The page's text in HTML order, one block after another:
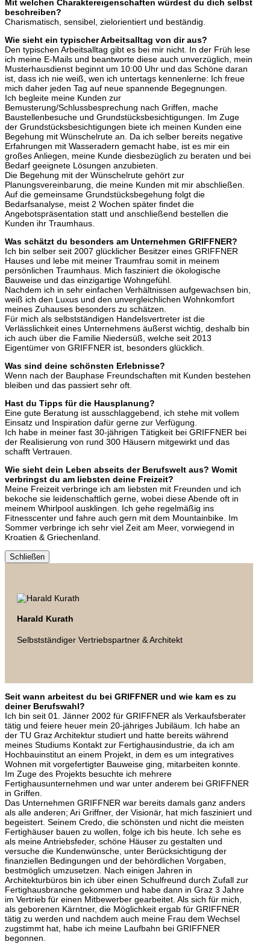
Mit welchen Charaktereigenschaften würdest du dich selbst
beschreiben?
Charismatisch, sensibel, zielorientiert und beständig.
Wie sieht ein typischer Arbeitsalltag von dir aus?
Den typischen Arbeitsalltag gibt es bei mir nicht. In der Früh lese
ich meine E-Mails und beantworte diese auch unverzüglich, mein
Musterhausdienst beginnt um 10:00 Uhr und das Schöne daran
ist, dass ich nie weiß, wen ich untertags kennenlerne: Ich freue
mich daher jeden Tag auf neue spannende Begegnungen.
Ich begleite meine Kunden zur
Bemusterung/Schlussbesprechung nach Griffen, mache
Baustellenbesuche und Grundstücksbesichtigungen. Im Zuge
der Grundstücksbesichtigungen biete ich meinen Kunden eine
Begehung mit Wünschelrute an. Da ich selber bereits negative
Erfahrungen mit Wasseradern gemacht habe, ist es mir ein
großes Anliegen, meine Kunde diesbezüglich zu beraten und bei
Bedarf geeignete Lösungen anzubieten.
Die Begehung mit der Wünschelrute gehört zur
Planungsvereinbarung, die meine Kunden mit mir abschließen.
Auf die gemeinsame Grundstücksbegehung folgt die
Bedarfsanalyse, meist 2 Wochen später findet die
Angebotspräsentation statt und anschließend bestellen die
Kunden ihr Traumhaus.
Was schätzt du besonders am Unternehmen GRIFFNER?
Ich bin selber seit 2007 glücklicher Besitzer eines GRIFFNER
Hauses und lebe mit meiner Traumfrau somit in meinem
persönlichen Traumhaus. Mich fasziniert die ökologische
Bauweise und das einzigartige Wohngefühl.
Nachdem ich in sehr einfachen Verhältnissen aufgewachsen bin,
weiß ich den Luxus und den unvergleichlichen Wohnkomfort
meines Zuhauses besonders zu schätzen.
Für mich als selbstständigen Handelsvertreter ist die
Verlässlichkeit eines Unternehmens äußerst wichtig, deshalb bin
ich auch über die Familie Niedersüß, welche seit 2013
Eigentümer von GRIFFNER ist, besonders glücklich.
Was sind deine schönsten Erlebnisse?
Wenn nach der Bauphase Freundschaften mit Kunden bestehen
bleiben und das passiert sehr oft.
Hast du Tipps für die Hausplanung?
Eine gute Beratung ist ausschlaggebend, ich stehe mit vollem
Einsatz und Inspiration dafür gerne zur Verfügung.
Ich habe in meiner fast 30-jährigen Tätigkeit bei GRIFFNER bei
der Realisierung von rund 300 Häusern mitgewirkt und das
schafft Vertrauen.
Wie sieht dein Leben abseits der Berufswelt aus? Womit
verbringst du am liebsten deine Freizeit?
Meine Freizeit verbringe ich am liebsten mit Freunden und ich
bekoche sie leidenschaftlich gerne, wobei diese Abende oft in
meinem Whirlpool ausklingen. Ich gehe regelmäßig ins
Fitnesscenter und fahre auch gern mit dem Mountainbike. Im
Sommer verbringe ich sehr viel Zeit am Meer, vorwiegend in
Kroatien & Griechenland.
Schließen
Harald Kurath
Selbstständiger Vertriebspartner & Architekt
Seit wann arbeitest du bei GRIFFNER und wie kam es zu
deiner Berufswahl?
Ich bin seit 01. Jänner 2002 für GRIFFNER als Verkaufsberater
tätig und feiere heuer mein 20-jähriges Jubiläum. Ich habe an
der TU Graz Architektur studiert und hatte bereits während
meines Studiums Kontakt zur Fertighausindustrie, da ich am
Hochbauinstitut an einem Projekt, in dem es um integratives
Wohnen mit vorgefertigter Bauweise ging, mitarbeiten konnte.
Im Zuge des Projekts besuchte ich mehrere
Fertighausunternehmen und war unter anderem bei GRIFFNER
in Griffen.
Das Unternehmen GRIFFNER war bereits damals ganz anders
als alle anderen; Ari Griffner, der Visionär, hat mich fasziniert und
begeistert. Seinem Credo, die schönsten und nicht die meisten
Fertighäuser bauen zu wollen, folge ich bis heute. Ich sehe es
als meine Antriebsfeder, schöne Häuser zu gestalten und
versuche die Kundenwünsche, unter Berücksichtigung der
finanziellen Bedingungen und der behördlichen Vorgaben,
bestmöglich umzusetzen. Nach einigen Jahren in
Architekturbüros bin ich über einen Schulfreund durch Zufall zur
Fertighausbranche gekommen und habe dann in Graz 3 Jahre
im Vertrieb für einen Mitbewerber gearbeitet. Als sich für mich,
als geborenen Kärntner, die Möglichkeit ergab für GRIFFNER
tätig zu werden und nachdem auch meine Frau dem Wechsel
zugstimmt hat, habe ich meine Laufbahn bei GRIFFNER
begonnen.